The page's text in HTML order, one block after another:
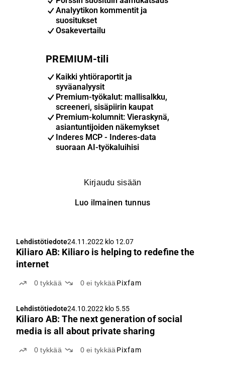
Analyytikon kommentit ja
suositukset
Osakevertailu
PREMIUM-tili
Kaikki yhtiöraportit ja
syväanalyysit
Premium-työkalut: mallisalkku,
screeneri, sisäpiirin kaupat
Premium-kolumnit: Vieraskynä,
asiantuntijoiden näkemykset
Inderes MCP - Inderes-data
suoraan AI-työkaluihisi
Kirjaudu sisään
Luo ilmainen tunnus
Lehdistötiedote24.11.2022 klo 12.07
Kiliaro AB: Kiliaro is helping to redefine the
internet
0tykkää 0ei tykkää Pixfam
Lehdistötiedote24.10.2022 klo 5.55
Kiliaro AB: The next generation of social
media is all about private sharing
0tykkää 0ei tykkää Pixfam